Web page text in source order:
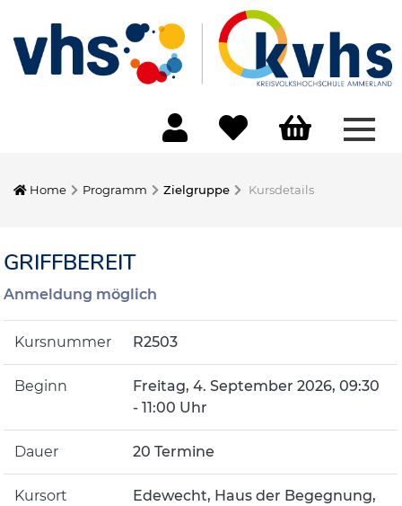
Home Programm Zielgruppe Kursdetails
GRIFFBEREIT
Anmeldung möglich
Kursnummer R2503
Beginn
Freitag, 4. September 2026, 09:30
- 11:00 Uhr
Dauer 20 Termine
Kursort
Edewecht, Haus der Begegnung,